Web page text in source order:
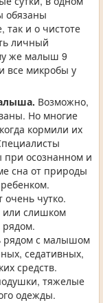
обязаны
так и о чистоте
личный
же малыш 9
все микробы у
Возможно,
Но многие
кормили их
осознанном и
сна от природы
чутко.
или слишком
рядом.
рядом с малышом
седативных,
средств.
тяжелые
одежды.